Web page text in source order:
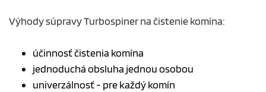
Výhody súpravy Turbospiner na čistenie komína:
účinnosť čistenia komína
jednoduchá obsluha jednou osobou
univerzálnosť - pre každý komín